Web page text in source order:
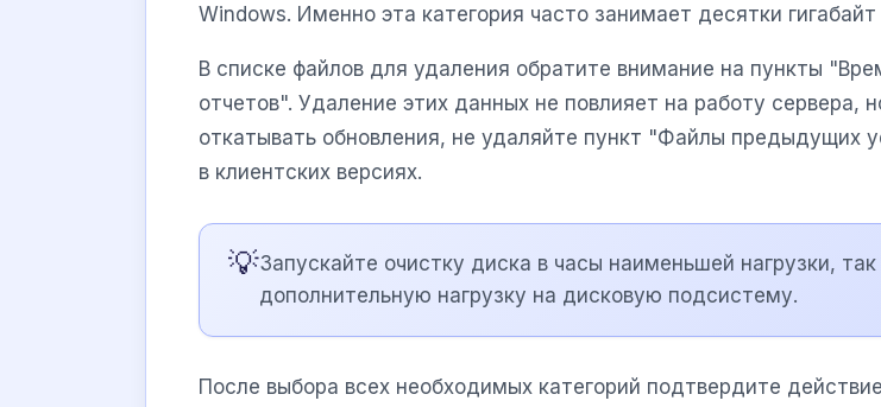
Windows. Именно эта категория часто занимает десятки
В списке файлов для удаления обратите внимание на пункты
отчетов". Удаление этих данных не повлияет на работу
откатывать обновления, не удаляйте пункт "Файлы предыдущих
в клиентских версиях.
💡Запускайте очистку диска в часы наименьшей нагрузки,
дополнительную нагрузку на дисковую подсистему.
После выбора всех необходимых категорий подтвердите